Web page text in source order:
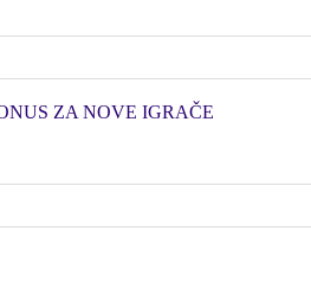
ZA NOVE IGRAČE